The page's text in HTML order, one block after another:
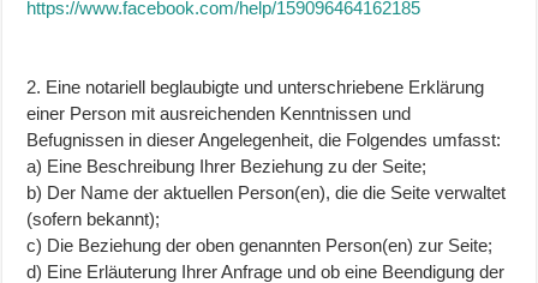
https://www.facebook.com/help/159096464162185
2. Eine notariell beglaubigte und unterschriebene Erklärung
einer Person mit ausreichenden Kenntnissen und
Befugnissen in dieser Angelegenheit, die Folgendes umfasst:
a) Eine Beschreibung Ihrer Beziehung zu der Seite;
b) Der Name der aktuellen Person(en), die die Seite verwaltet
(sofern bekannt);
c) Die Beziehung der oben genannten Person(en) zur Seite;
d) Eine Erläuterung Ihrer Anfrage und ob eine Beendigung der